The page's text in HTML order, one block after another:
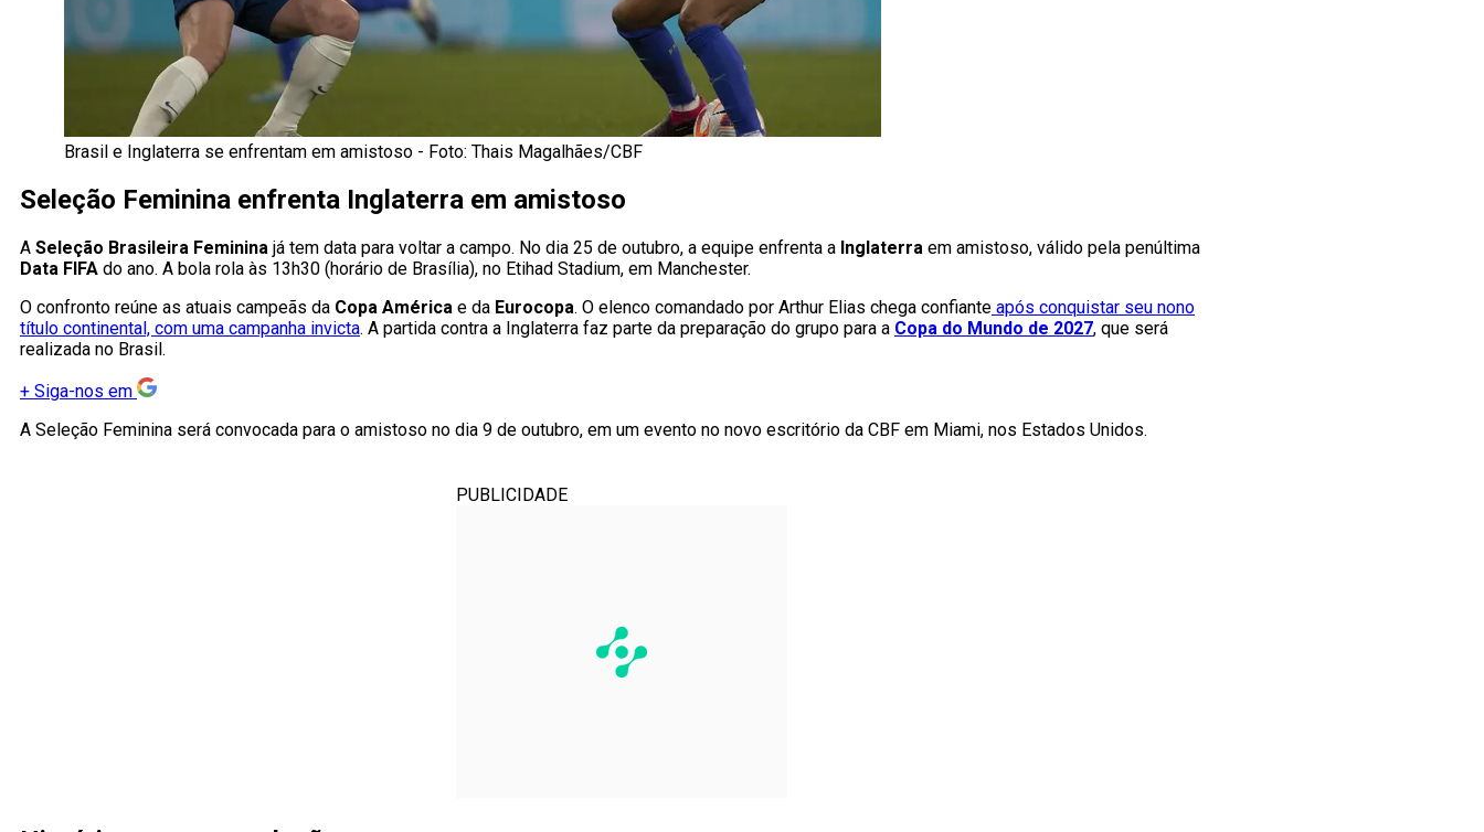
Brasil e Inglaterra se enfrentam em amistoso - Foto: Thais Magalhães/CBF
Seleção Feminina enfrenta Inglaterra em amistoso
A Seleção Brasileira Feminina já tem data para voltar a campo. No dia 25 de outubro, a equipe enfrenta a Inglaterra em amistoso, válido pela penúltima
Data FIFA do ano. A bola rola às 13h30 (horário de Brasília), no Etihad Stadium, em Manchester.
O confronto reúne as atuais campeãs da Copa América e da Eurocopa. O elenco comandado por Arthur Elias chega confiante após conquistar seu nono
título continental, com uma campanha invicta. A partida contra a Inglaterra faz parte da preparação do grupo para a Copa do Mundo de 2027, que será
realizada no Brasil.
+ Siga-nos em
A Seleção Feminina será convocada para o amistoso no dia 9 de outubro, em um evento no novo escritório da CBF em Miami, nos Estados Unidos.
PUBLICIDADE